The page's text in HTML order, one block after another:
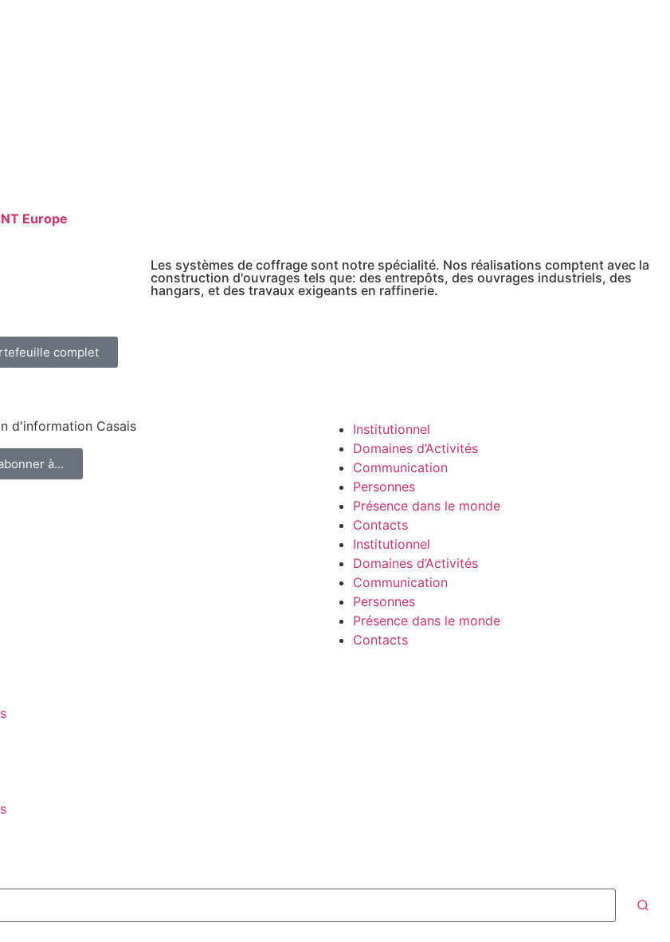
Europe
Les systèmes de coffrage sont notre spécialité. Nos réalisations comptent avec la
construction d'ouvrages tels que: des entrepôts, des ouvrages industriels, des
hangars, et des travaux exigeants en raffinerie.
complet
d'information Casais
à...
Institutionnel
Domaines d’Activités
Communication
Personnes
Présence dans le monde
Contacts
Institutionnel
Domaines d’Activités
Communication
Personnes
Présence dans le monde
Contacts